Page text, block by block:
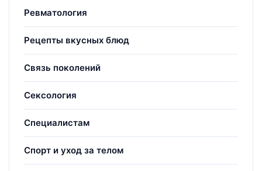
Ревматология
Рецепты вкусных блюд
Связь поколений
Сексология
Специалистам
Спорт и уход за телом